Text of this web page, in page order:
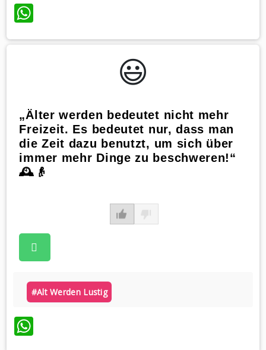
WhatsApp
😃️
„Älter werden bedeutet nicht mehr
Freizeit. Es bedeutet nur, dass man
die Zeit dazu benutzt, um sich über
immer mehr Dinge zu beschweren!“
🕰️👴
#alt Werden Lustig
WhatsApp